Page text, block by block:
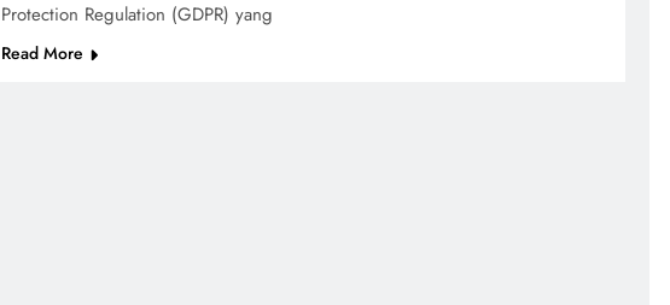
Protection Regulation (GDPR) yang
Read More